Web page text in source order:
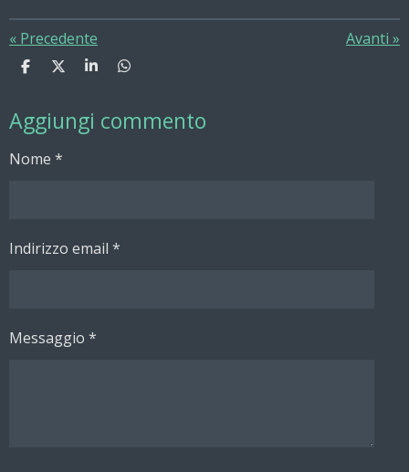
« Precedente Avanti »
C
d
i
i
C
d
i
i
C
d
i
C
d
i
Aggiungi commento
Nome *
Indirizzo email *
Messaggio *